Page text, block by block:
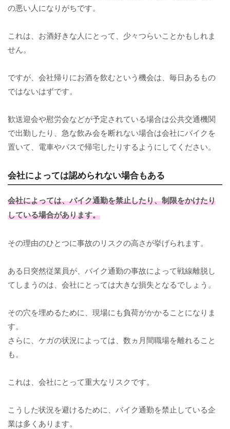
の悪い人になりがちです。
これは、お酒好きな人にとって、少々つらいことかもしれま
せん。
ですが、会社帰りにお酒を飲むという機会は、毎日あるもの
ではないはずです。
歓送迎会や慰労会などが予定されている場合は公共交通機関
で出勤したり、急な飲み会を断れない場合は会社にバイクを
置いて、電車やバスで帰宅したりするようにしてください。
会社によっては認められない場合もある
会社によっては、バイク通勤を禁止したり、制限をかけたり
している場合があります。
その理由のひとつに事故のリスクの高さが挙げられます。
ある日突然従業員が、バイク通勤の事故によって戦線離脱し
てしまうのは、会社にとっては大きな損失となるでしょう。
その穴を埋めるために、現場にも負荷がかかることになりま
す。
さらに、ケガの状況によっては、数ヵ月間職場を離れること
も。
これは、会社にとって重大なリスクです。
こうした状況を避けるために、バイク通勤を禁止している企
業は多くあります。